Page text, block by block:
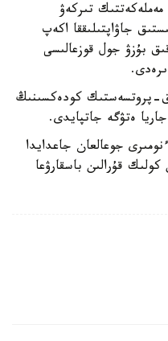
تىركەۋ
جاۋاپتىلىققا اكەپ
بۇزۋ جول قوزعالىسى
پروتسەستىك كودەكسىنىڭ
جوعالعان جاعدايدا
قۇرالىن باسقارۋعا